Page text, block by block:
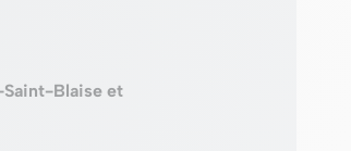
Saint-Blaise et